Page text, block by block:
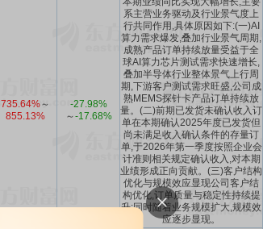
735.64%～
855.13%
-27.98%
～-17.68%
系主营业务驱动及行业景气度上
行共同作用,具体原因如下:(一)AI
算力需求爆发,叠加行业景气周期,
成熟产品订单持续放量受益于全
球AI算力芯片测试需求快速增长,
叠加半导体行业整体景气上行周
期,下游客户测试需求旺盛,公司成
熟MEMS探针卡产品订单持续放
量。(二)前期已发货未确认收入订
单在本期确认2025年度已发货但
尚未满足收入确认条件的存量订
单,于2026年第一季度按照企业会
计准则相关规定确认收入,对本期
业绩形成正向贡献。(三)客户结构
优化与规模效应显现公司客户结
构优化,订单质量与稳定性持续提
升;同时随着业务规模扩大,规模效
应逐步显现。